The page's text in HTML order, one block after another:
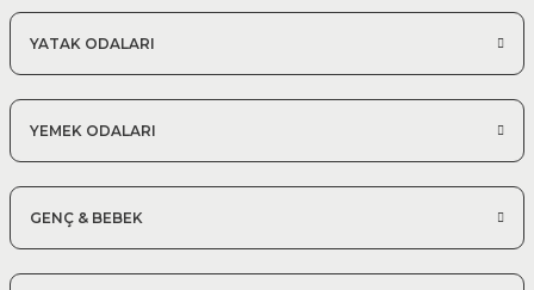
YATAK ODALARI
YEMEK ODALARI
GENÇ & BEBEK